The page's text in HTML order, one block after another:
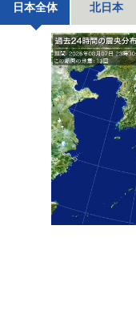
日本全体 北日本